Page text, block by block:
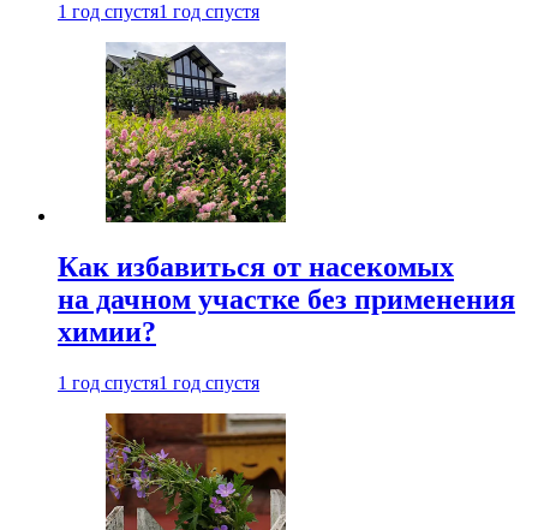
1 год спустя1 год спустя
Как избавиться от насекомых
на дачном участке без применения
химии?
1 год спустя1 год спустя